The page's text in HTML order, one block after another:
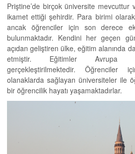
Priştine’de birçok üniversite
ikamet ettiği şehirdir. Para birimi
ancak öğrenciler için son derece
bulunmaktadır. Kendini her geçen
açıdan geliştiren ülke, eğitim alanında
etmiştir. Eğitimler Avrupa
gerçekleştirilmektedir.
olanaklarda sağlayan üniversiteler ile
bir öğrencilik hayatı yaşamaktadırlar.